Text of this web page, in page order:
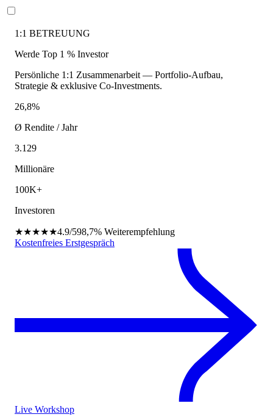
1:1 BETREUUNG
Werde Top 1 % Investor
Persönliche 1:1 Zusammenarbeit — Portfolio-Aufbau,
Strategie & exklusive Co-Investments.
26,8%
Ø Rendite / Jahr
3.129
Millionäre
100K+
Investoren
★★★★★4.9/598,7% Weiterempfehlung
Kostenfreies Erstgespräch
Live Workshop